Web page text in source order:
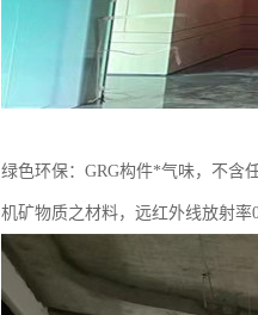
绿色环保：GRG构件*气味，不含
机矿物质之材料，远红外线放射率